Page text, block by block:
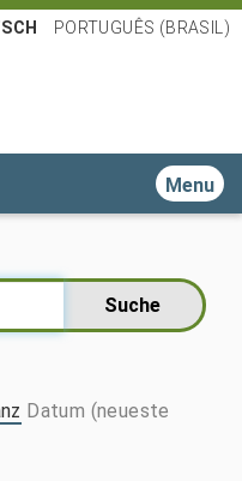
PORTUGUÊS (BRASIL)
Toggle
Datum (neueste